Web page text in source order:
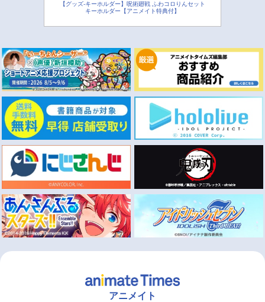
【グッズ-キーホルダー】呪術廻戦 ふわコロりんセット
キーホルダー【アニメイト特典付】
アニメイト